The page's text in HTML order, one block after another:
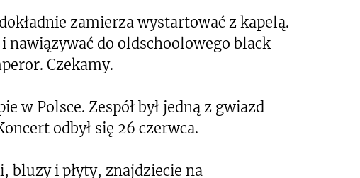
zamierza wystartować z kapelą.
nawiązywać do oldschoolowego black
Czekamy.
w Polsce. Zespół był jedną z gwiazd
odbył się 26 czerwca.
i płyty, znajdziecie na